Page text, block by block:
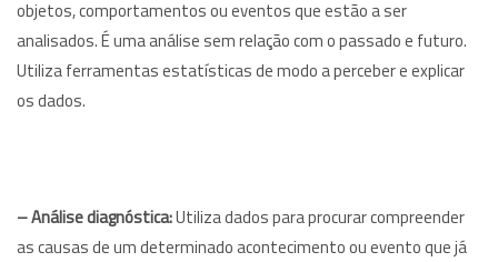
objetos, comportamentos ou eventos que estão a ser
analisados. É uma análise sem relação com o passado e futuro.
Utiliza ferramentas estatísticas de modo a perceber e explicar
os dados.
–Análise diagnóstica:Utiliza dados para procurar compreender
as causas de um determinado acontecimento ou evento que já